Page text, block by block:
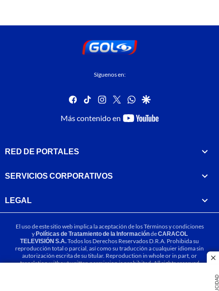
Síguenos en:
facebook
tiktok instagram
twitterwhatsapp
google
Más contenido en
youtube-
RED DE PORTALES
SERVICIOS CORPORATIVOS
LEGAL
El uso de este sitio web implica la aceptación de losTérminos y condiciones
yPolíticas de Tratamiento de la InformacióndeCARACOL
TELEVISIÓN S.A.Todos los Derechos Reservados D.R.A. Prohibida su
reproducción total o parcial, así como su traducción a cualquier idioma sin
autorización escrita de su titular. Reproduction in whole or in part, or
translation without written permission is prohibited. All rights reserved